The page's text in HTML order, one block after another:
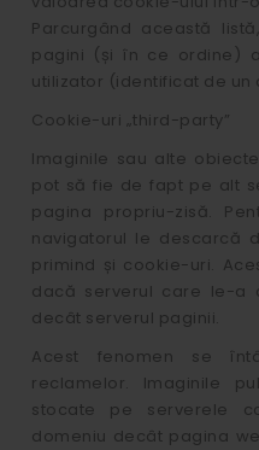
Parcurgând această
pagini (și în ce ordine)
utilizator (identificat de un
Cookie-uri „third-party”
Imaginile sau alte
pot să fie de fapt pe alt
pagina propriu-zisă.
navigatorul le descarcă
primind și cookie-uri.
dacă serverul care le-a
decât serverul paginii.
Acest fenomen se
reclamelor. Imaginile
stocate pe serverele
domeniu decât pagina